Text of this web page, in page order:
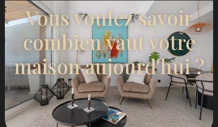
Esentya Estate
Vous voulez savoir
combien vaut votre
maison aujourd'hui ?